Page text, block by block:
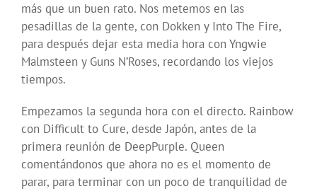
más que un buen rato. Nos metemos en las
pesadillas de la gente, con Dokken y Into The Fire,
para después dejar esta media hora con Yngwie
Malmsteen y Guns N’Roses, recordando los viejos
tiempos.
Empezamos la segunda hora con el directo. Rainbow
con Difficult to Cure, desde Japón, antes de la
primera reunión de DeepPurple. Queen
comentándonos que ahora no es el momento de
parar, para terminar con un poco de tranquilidad de